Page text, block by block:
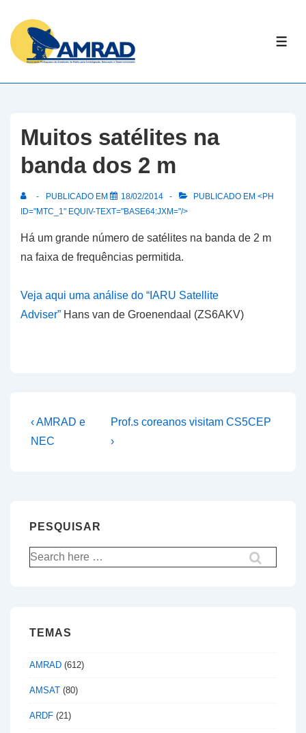
Skip
Content
Muitos satélites na
banda dos 2 m
PUBLICADO EM 18/02/2014
PUBLICADO EM <PH
ID="MTC_1" EQUIV-TEXT="BASE64:JXM="/>
Há um grande número de satélites na banda de 2 m
na faixa de frequências permitida.
Veja aqui uma análise do “IARU Satellite
Adviser” Hans van de Groenendaal (ZS6AKV)
Navegação
de
Previous
Post
‹ AMRAD e
NEC
Next
Post
Prof.s coreanos visitam CS5CEP
›
PESQUISAR
Pesquisar
por:
TEMAS
AMRAD (612)
AMSAT (80)
ARDF (21)